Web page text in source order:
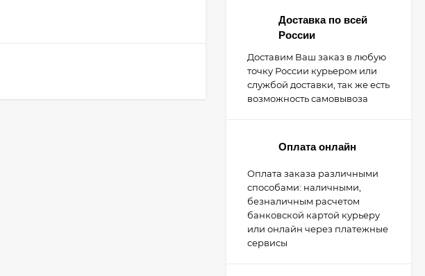
Доставка по всей
России
Доставим Ваш заказ в любую
точку России курьером или
службой доставки, так же есть
возможность самовывоза
Оплата онлайн
Оплата заказа различными
способами: наличными,
безналичным расчетом
банковской картой курьеру
или онлайн через платежные
сервисы